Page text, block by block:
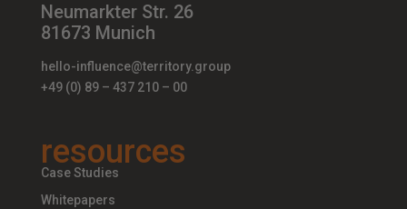
Neumarkter Str. 26
81673 Munich
hello-influence@territory.group
+49 (0) 89 – 437 210 – 00
resources
Case Studies
Whitepapers